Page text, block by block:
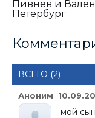
Пивнев и
Петербург
ВСЕГО (2)
Аноним
мой